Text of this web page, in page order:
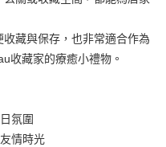
費
費
藏與保存，也非常適合作為
收藏家的療癒小禮物。
氛圍
情時光